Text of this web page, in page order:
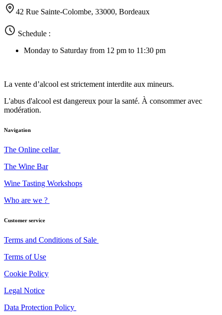
42 Rue Sainte-Colombe, 33000, Bordeaux
Schedule :
Monday to Saturday from 12 pm to 11:30 pm
La vente d’alcool est strictement interdite aux mineurs.
L'abus d'alcool est dangereux pour la santé. À consommer avec
modération.
Navigation
The Online cellar
The Wine Bar
Wine Tasting Workshops
Who are we ?
Customer service
Terms and Conditions of Sale
Terms of Use
Cookie Policy
Legal Notice
Data Protection Policy